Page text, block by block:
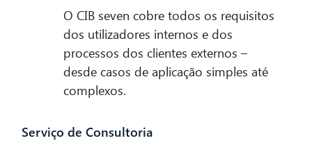
O CIB seven cobre todos os requisitos
dos utilizadores internos e dos
processos dos clientes externos –
desde casos de aplicação simples até
complexos.
Serviço de Consultoria